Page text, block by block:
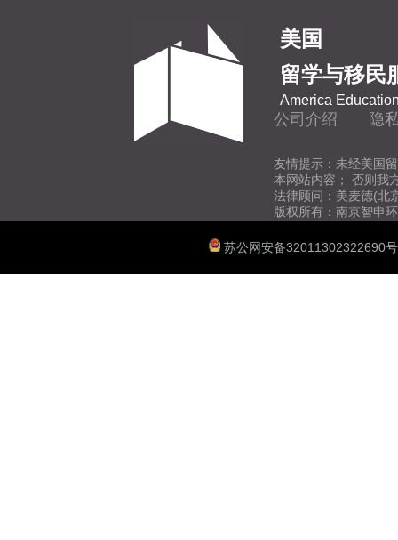
美国
留学与移民
America
公司介绍 隐
友情提示：未经美国
本网站内容； 否则我
法律顾问：美麦德(北
版权所有：南京智申
苏公网安备32011302322690号